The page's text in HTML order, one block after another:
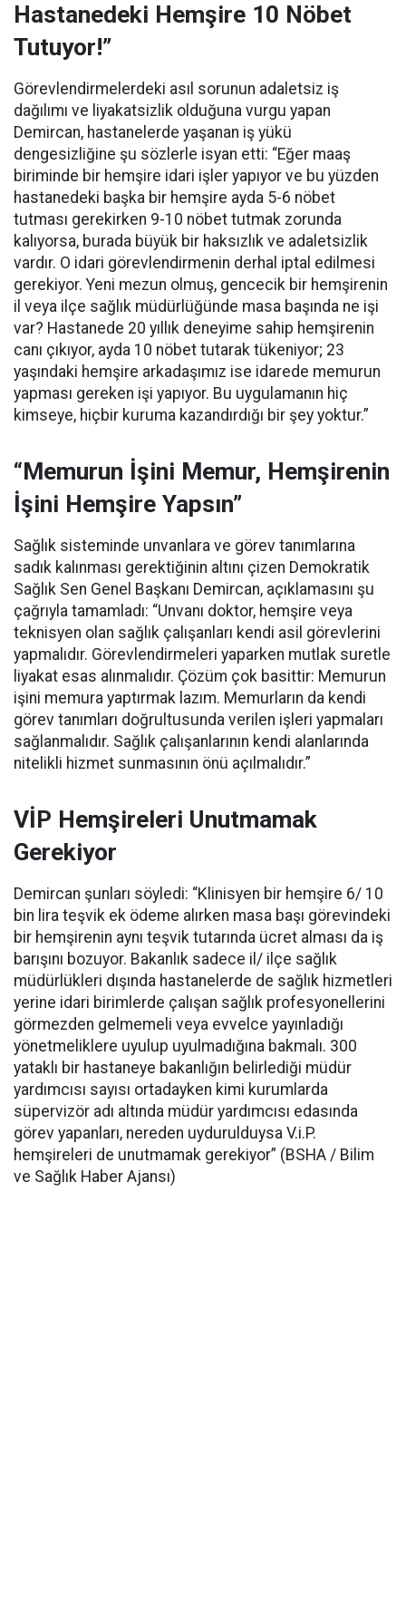
Hastanedeki Hemşire 10 Nöbet
Tutuyor!”
Görevlendirmelerdeki asıl sorunun adaletsiz iş
dağılımı ve liyakatsizlik olduğuna vurgu yapan
Demircan, hastanelerde yaşanan iş yükü
dengesizliğine şu sözlerle isyan etti: “Eğer maaş
biriminde bir hemşire idari işler yapıyor ve bu yüzden
hastanedeki başka bir hemşire ayda 5-6 nöbet
tutması gerekirken 9-10 nöbet tutmak zorunda
kalıyorsa, burada büyük bir haksızlık ve adaletsizlik
vardır. O idari görevlendirmenin derhal iptal edilmesi
gerekiyor. Yeni mezun olmuş, gencecik bir hemşirenin
il veya ilçe sağlık müdürlüğünde masa başında ne işi
var? Hastanede 20 yıllık deneyime sahip hemşirenin
canı çıkıyor, ayda 10 nöbet tutarak tükeniyor; 23
yaşındaki hemşire arkadaşımız ise idarede memurun
yapması gereken işi yapıyor. Bu uygulamanın hiç
kimseye, hiçbir kuruma kazandırdığı bir şey yoktur.”
“Memurun İşini Memur, Hemşirenin
İşini Hemşire Yapsın”
Sağlık sisteminde unvanlara ve görev tanımlarına
sadık kalınması gerektiğinin altını çizen Demokratik
Sağlık Sen Genel Başkanı Demircan, açıklamasını şu
çağrıyla tamamladı: “Unvanı doktor, hemşire veya
teknisyen olan sağlık çalışanları kendi asil görevlerini
yapmalıdır. Görevlendirmeleri yaparken mutlak suretle
liyakat esas alınmalıdır. Çözüm çok basittir: Memurun
işini memura yaptırmak lazım. Memurların da kendi
görev tanımları doğrultusunda verilen işleri yapmaları
sağlanmalıdır. Sağlık çalışanlarının kendi alanlarında
nitelikli hizmet sunmasının önü açılmalıdır.”
VİP Hemşireleri Unutmamak
Gerekiyor
Demircan şunları söyledi: “Klinisyen bir hemşire 6/ 10
bin lira teşvik ek ödeme alırken masa başı görevindeki
bir hemşirenin aynı teşvik tutarında ücret alması da iş
barışını bozuyor. Bakanlık sadece il/ ilçe sağlık
müdürlükleri dışında hastanelerde de sağlık hizmetleri
yerine idari birimlerde çalışan sağlık profesyonellerini
görmezden gelmemeli veya evvelce yayınladığı
yönetmeliklere uyulup uyulmadığına bakmalı. 300
yataklı bir hastaneye bakanlığın belirlediği müdür
yardımcısı sayısı ortadayken kimi kurumlarda
süpervizör adı altında müdür yardımcısı edasında
görev yapanları, nereden uydurulduysa V.i.P.
hemşireleri de unutmamak gerekiyor” (BSHA / Bilim
ve Sağlık Haber Ajansı)